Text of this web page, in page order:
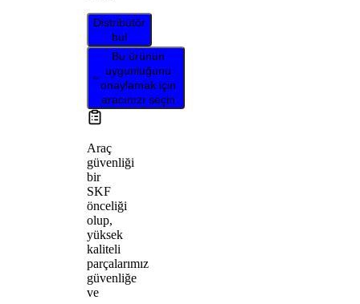
Distribütör
bul
Bu ürünün
uygunluğunu
onaylamak için
aracınızı seçin
Araç
güvenliği
bir
SKF
önceliği
olup,
yüksek
kaliteli
parçalarımız
güvenliğe
ve